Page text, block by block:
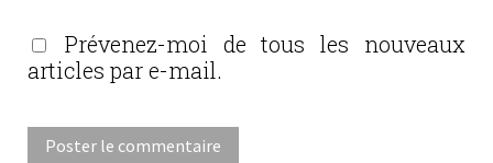
Prévenez-moi de tous les nouveaux
articles par e-mail.